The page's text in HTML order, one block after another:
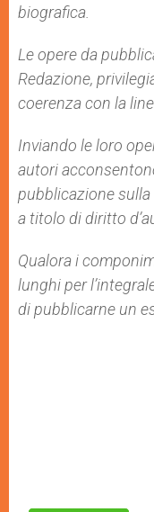
biografica.
Le opere da
Redazione,
coerenza con la
Inviando le loro
autori
pubblicazione
a titolo di diritto
Qualora i
lunghi per
di pubblicarne un